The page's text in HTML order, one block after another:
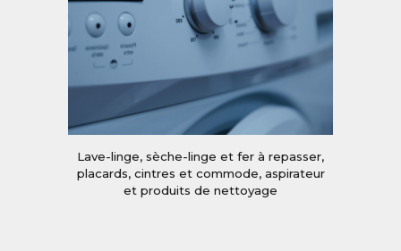
Lave-linge, sèche-linge et fer à repasser,
placards, cintres et commode, aspirateur
et produits de nettoyage